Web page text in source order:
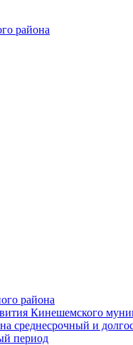
района
района
Кинешемского
среднесрочный и
период